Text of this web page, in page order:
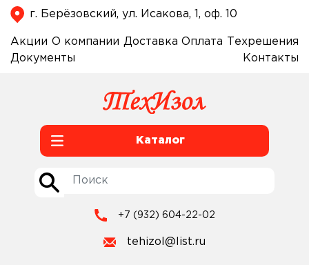
г. Берёзовский, ул. Исакова, 1, оф. 10
Акции О компании Доставка Оплата
Техрешения
Документы
Контакты
Каталог
+7 (932) 604-22-02
tehizol@list.ru